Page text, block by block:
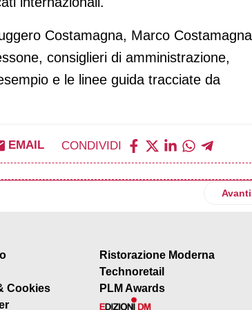
Costamagna, Marco
consiglieri di amministrazione,
e le linee guida tracciate da
EMAIL CONDIVIDI
nominata vicepresidente Avanti
Cookies
Ristorazione Moderna
Technoretail
PLM Awards